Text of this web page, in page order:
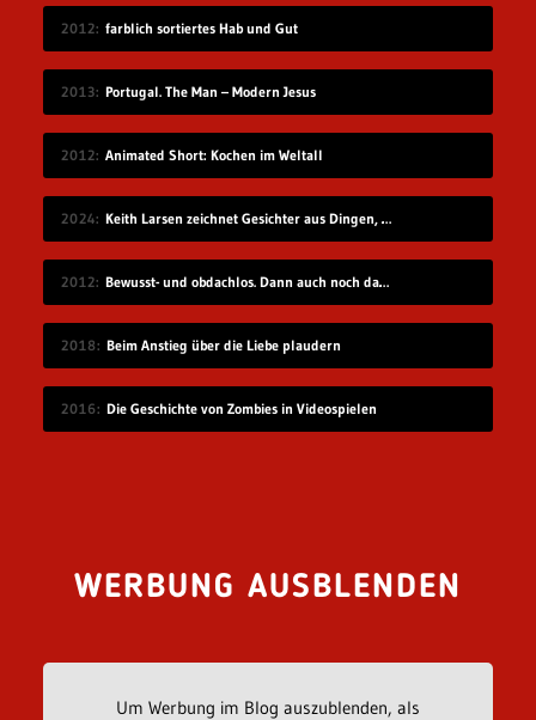
2012 farblich sortiertes Hab und Gut
2013 Portugal. The Man – Modern Jesus
2012 Animated Short: Kochen im Weltall
2024 Keith Larsen zeichnet Gesichter aus Dingen, die wie Gesichter aussehen
2012 Bewusst- und obdachlos. Dann auch noch das…
2018 Beim Anstieg über die Liebe plaudern
2016 Die Geschichte von Zombies in Videospielen
WERBUNG AUSBLENDEN
Um Werbung im Blog auszublenden, als